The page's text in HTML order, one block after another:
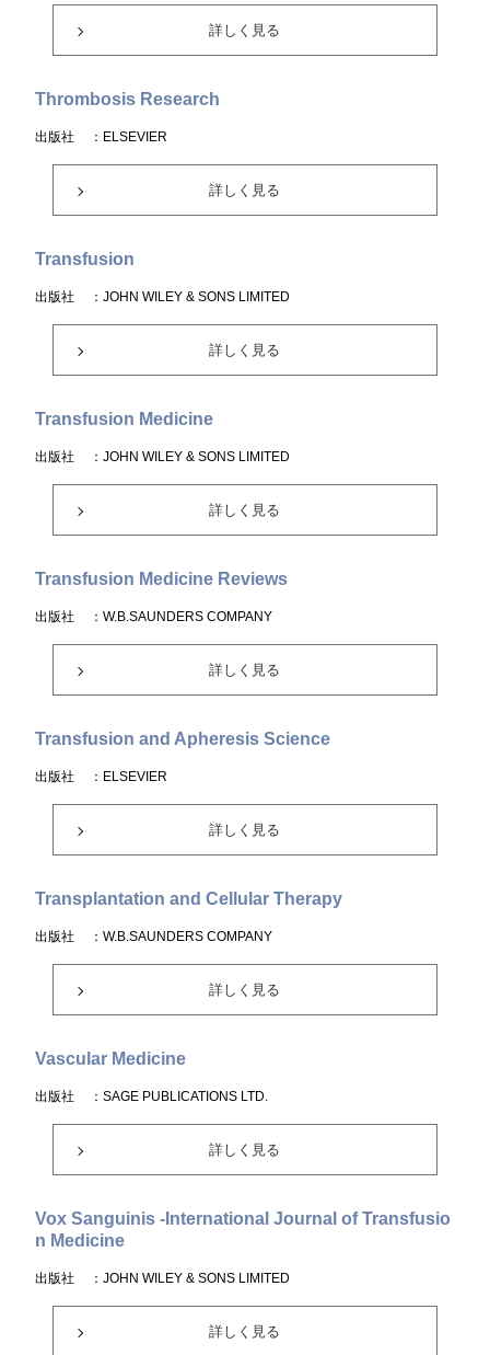
詳しく見る
Thrombosis Research
出版社 ：ELSEVIER
詳しく見る
Transfusion
出版社 ：JOHN WILEY & SONS LIMITED
詳しく見る
Transfusion Medicine
出版社 ：JOHN WILEY & SONS LIMITED
詳しく見る
Transfusion Medicine Reviews
出版社 ：W.B.SAUNDERS COMPANY
詳しく見る
Transfusion and Apheresis Science
出版社 ：ELSEVIER
詳しく見る
Transplantation and Cellular Therapy
出版社 ：W.B.SAUNDERS COMPANY
詳しく見る
Vascular Medicine
出版社 ：SAGE PUBLICATIONS LTD.
詳しく見る
Vox Sanguinis -International Journal of Transfusio
n Medicine
出版社 ：JOHN WILEY & SONS LIMITED
詳しく見る